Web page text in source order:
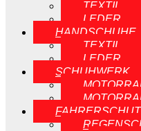
TEXTIL
LEDER
HANDSCHUHE
TEXTIL
LEDER
SCHUHWERK